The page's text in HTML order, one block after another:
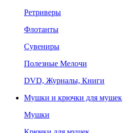
Ретриверы
Флотанты
Сувениры
Полезные Мелочи
DVD, Журналы, Книги
Мушки и крючки для мушек
Мушки